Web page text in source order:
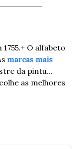
+ O alfabeto
marcas mais
da pintu…
as melhores